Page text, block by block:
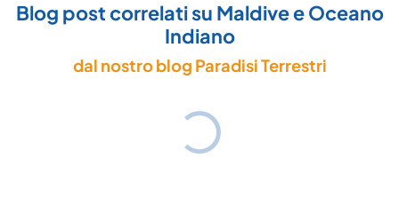
Blog post correlati su Maldive e Oceano
Indiano
dal nostro blog Paradisi Terrestri